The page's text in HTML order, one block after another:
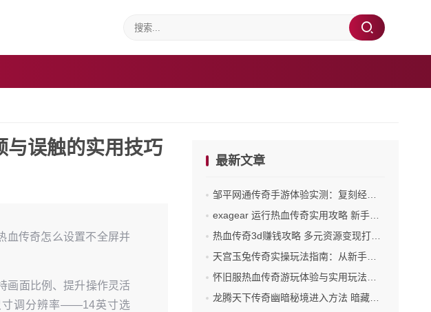
与误触的实用技巧
血传奇怎么设置不全屏并
画面比例、提升操作灵活
寸调分辨率——14英寸选
最新文章
邹平网通传奇手游体验实测：复刻经典与实战细节全解析
exagear 运行热血传奇实用攻略 新手也能轻松上手
热血传奇3d赚钱攻略 多元资源变现打造玛法财富之路
天宫玉兔传奇实操玩法指南：从新手到进阶的实战路径
怀旧服热血传奇游玩体验与实用玩法指南
龙腾天下传奇幽暗秘境进入方法 暗藏的诡异门槛与通关前置